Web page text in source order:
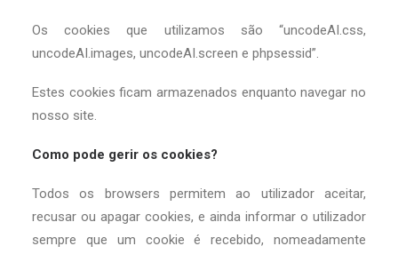
Os cookies que utilizamos são “uncodeAI.css,
uncodeAI.images, uncodeAI.screen e phpsessid”.
Estes cookies ficam armazenados enquanto navegar no
nosso site.
Como pode gerir os cookies?
Todos os browsers permitem ao utilizador aceitar,
recusar ou apagar cookies, e ainda informar o utilizador
sempre que um cookie é recebido, nomeadamente